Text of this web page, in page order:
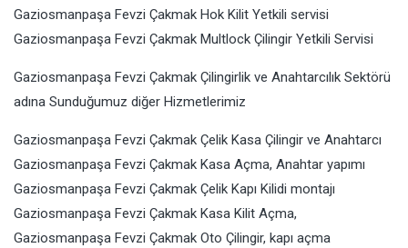
Gaziosmanpaşa Fevzi Çakmak Hok Kilit Yetkili servisi
Gaziosmanpaşa Fevzi Çakmak Multlock Çilingir Yetkili Servisi
Gaziosmanpaşa Fevzi Çakmak Çilingirlik ve Anahtarcılık Sektörü
adına Sunduğumuz diğer Hizmetlerimiz
Gaziosmanpaşa Fevzi Çakmak Çelik Kasa Çilingir ve Anahtarcı
Gaziosmanpaşa Fevzi Çakmak Kasa Açma, Anahtar yapımı
Gaziosmanpaşa Fevzi Çakmak Çelik Kapı Kilidi montajı
Gaziosmanpaşa Fevzi Çakmak Kasa Kilit Açma,
Gaziosmanpaşa Fevzi Çakmak Oto Çilingir, kapı açma